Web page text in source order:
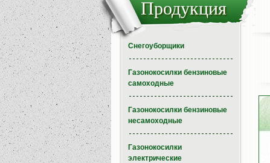
Продукция
Снегоуборщики
Газонокосилки бензиновые
самоходные
Газонокосилки бензиновые
несамоходные
Газонокосилки
электрические